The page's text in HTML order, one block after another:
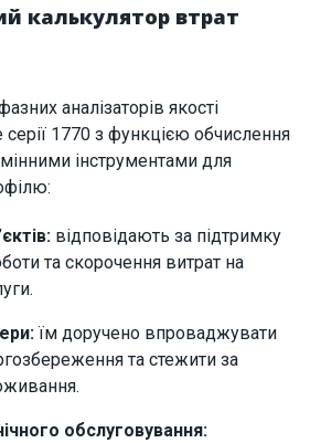
калькулятор втрат
аналізаторів якості
серії 1770 з функцією обчислення
інструментами для
відповідають за підтримку
та скорочення витрат на
їм доручено впроваджувати
та стежити за
обслуговування: